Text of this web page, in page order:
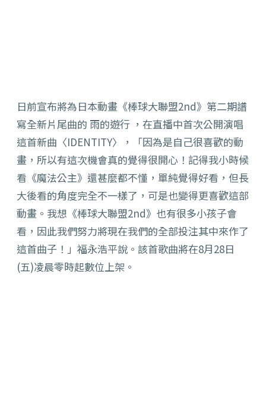
日前宣布將為日本動畫《棒球大聯盟2nd》第二期譜
寫全新片尾曲的 雨的遊行 ，在直播中首次公開演唱
這首新曲〈IDENTITY〉，「因為是自己很喜歡的動
畫，所以有這次機會真的覺得很開心！記得我小時候
看《魔法公主》還甚麼都不懂，單純覺得好看，但長
大後看的角度完全不一樣了，可是也變得更喜歡這部
動畫。我想《棒球大聯盟2nd》也有很多小孩子會
看，因此我們努力將現在我們的全部投注其中來作了
這首曲子！」福永浩平說。該首歌曲將在8月28日
(五)凌晨零時起數位上架。